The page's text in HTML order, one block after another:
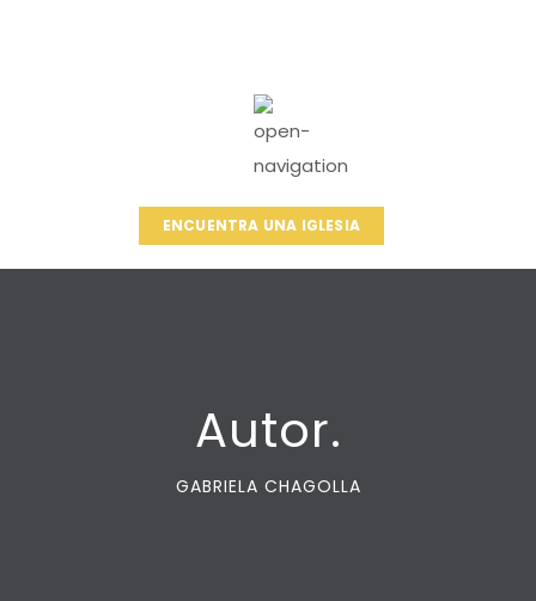
ENCUENTRA UNA IGLESIA
Autor.
GABRIELA CHAGOLLA